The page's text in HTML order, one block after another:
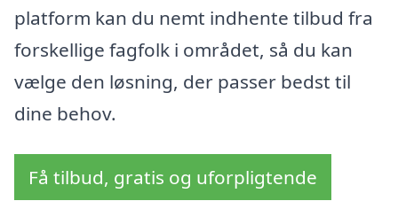
platform kan du nemt indhente tilbud fra
forskellige fagfolk i området, så du kan
vælge den løsning, der passer bedst til
dine behov.
Få tilbud, gratis og uforpligtende